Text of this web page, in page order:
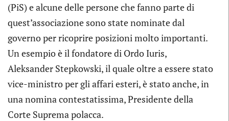
(PiS) e alcune delle persone che fanno parte di
quest’associazione sono state nominate dal
governo per ricoprire posizioni molto importanti.
Un esempio è il fondatore di Ordo Iuris,
Aleksander Stepkowski, il quale oltre a essere stato
vice-ministro per gli affari esteri, è stato anche, in
una nomina contestatissima, Presidente della
Corte Suprema polacca.